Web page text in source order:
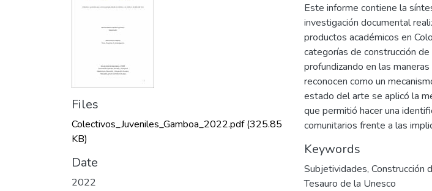
Files
Colectivos_Juveniles_Gamboa_2022.pdf(325.85
KB)
Date
2022
Este informe contiene la
investigación documental
productos académicos en
categorías de construcción
profundizando en las
reconocen como un
estado del arte se aplicó la
que permitió hacer una
comunitarios frente a las
Keywords
Subjetividades, Construcción
Tesauro de la Unesco